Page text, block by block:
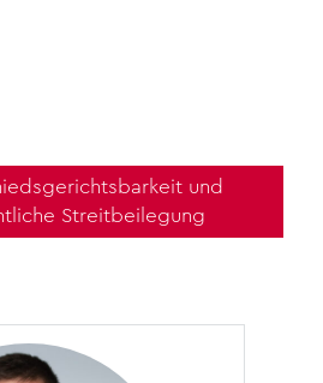
und
Streitbeilegung